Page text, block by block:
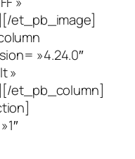
et_pb_image]
»4.24.0″
»
et_pb_column]